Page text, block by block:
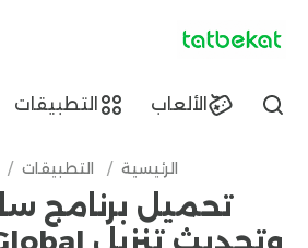
tatbekat.net
الألعاب التطبيقات
Find
الرئيسية / التطبيقات /
تحميل برنامج